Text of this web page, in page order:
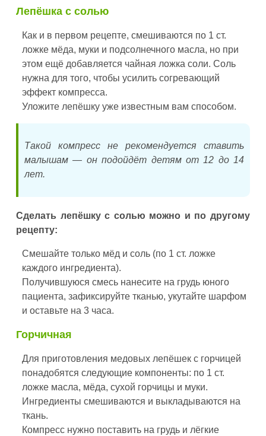
Лепёшка с солью
Как и в первом рецепте, смешиваются по 1 ст.
ложке мёда, муки и подсолнечного масла, но при
этом ещё добавляется чайная ложка соли. Соль
нужна для того, чтобы усилить согревающий
эффект компресса.
Уложите лепёшку уже известным вам способом.
Такой компресс не рекомендуется ставить
малышам — он подойдёт детям от 12 до 14
лет.
Сделать лепёшку с солью можно и по другому
рецепту:
Смешайте только мёд и соль (по 1 ст. ложке
каждого ингредиента).
Получившуюся смесь нанесите на грудь юного
пациента, зафиксируйте тканью, укутайте шарфом
и оставьте на 3 часа.
Горчичная
Для приготовления медовых лепёшек с горчицей
понадобятся следующие компоненты: по 1 ст.
ложке масла, мёда, сухой горчицы и муки.
Ингредиенты смешиваются и выкладываются на
ткань.
Компресс нужно поставить на грудь и лёгкие